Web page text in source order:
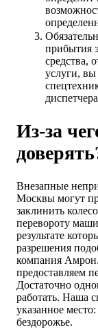
прибытия
средства,
услуги, вы
Из-за
Внезапные
Москвы могут
заклинить
перевороту
результате
разрешения
компания
предоставляем
Достаточно
работать. Наша
указанное
бездорожье.